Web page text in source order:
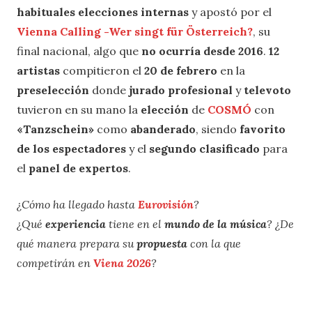
habituales elecciones internas y apostó por el
Vienna Calling -Wer singt für Österreich?, su
final nacional, algo que no ocurría desde 2016. 12
artistas compitieron el 20 de febrero en la
preselección donde jurado profesional y televoto
tuvieron en su mano la elección de COSMÓ con
«Tanzschein» como abanderado, siendo favorito
de los espectadores y el segundo clasificado para
el panel de expertos.
¿Cómo ha llegado hasta Eurovisión?
¿Qué experiencia tiene en el mundo de la música? ¿De
qué manera prepara supropuesta con la que
competirán en Viena 2026?